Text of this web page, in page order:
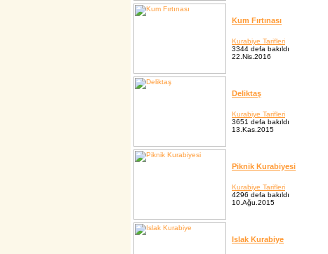
Kum Fırtınası
Kurabiye Tarifleri
3344 defa bakıldı
22.Nis.2016
Deliktaş
Kurabiye Tarifleri
3651 defa bakıldı
13.Kas.2015
Piknik Kurabiyesi
Kurabiye Tarifleri
4296 defa bakıldı
10.Ağu.2015
Islak Kurabiye